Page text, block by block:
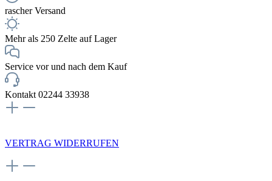
rascher Versand
Mehr als 250 Zelte auf Lager
Service vor und nach dem Kauf
Kontakt 02244 33938
VERTRAG WIDERRUFEN